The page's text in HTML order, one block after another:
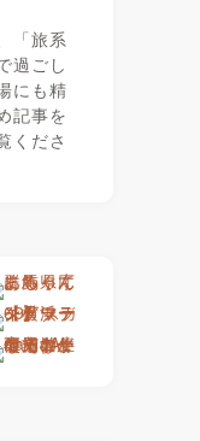
「旅系
過ごし
にも精
記事を
くださ